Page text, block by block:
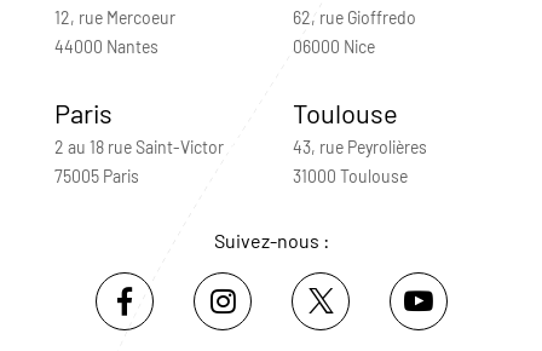
12, rue Mercoeur
44000 Nantes
62, rue Gioffredo
06000 Nice
Paris
2 au 18 rue Saint-Victor
75005 Paris
Toulouse
43, rue Peyrolières
31000 Toulouse
Suivez-nous :